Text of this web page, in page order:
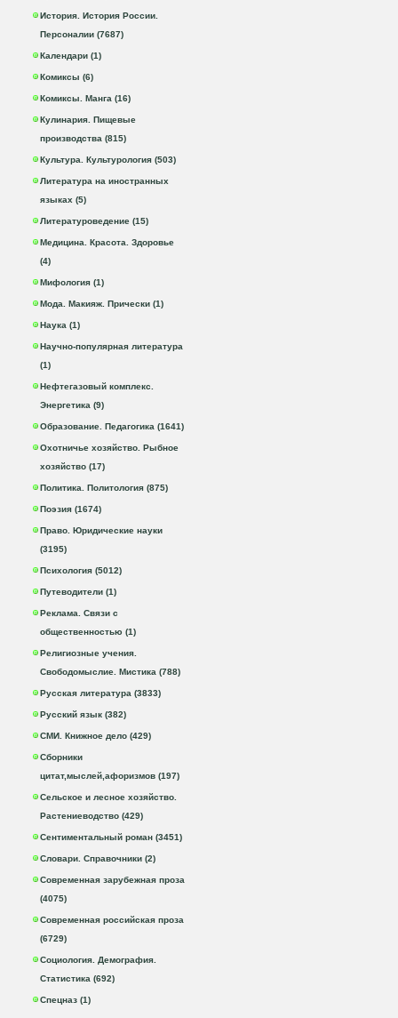
История. История России.
Персоналии (7687)
Календари (1)
Комиксы (6)
Комиксы. Манга (16)
Кулинария. Пищевые
производства (815)
Культура. Культурология (503)
Литература на иностранных
языках (5)
Литературоведение (15)
Медицина. Красота. Здоровье
(4)
Мифология (1)
Мода. Макияж. Прически (1)
Наука (1)
Научно-популярная литература
(1)
Нефтегазовый комплекс.
Энергетика (9)
Образование. Педагогика (1641)
Охотничье хозяйство. Рыбное
хозяйство (17)
Политика. Политология (875)
Поэзия (1674)
Право. Юридические науки
(3195)
Психология (5012)
Путеводители (1)
Реклама. Связи с
общественностью (1)
Религиозные учения.
Свободомыслие. Мистика (788)
Русская литература (3833)
Русский язык (382)
СМИ. Книжное дело (429)
Сборники
цитат,мыслей,афоризмов (197)
Сельское и лесное хозяйство.
Растениеводство (429)
Сентиментальный роман (3451)
Словари. Справочники (2)
Современная зарубежная проза
(4075)
Современная российская проза
(6729)
Социология. Демография.
Статистика (692)
Спецназ (1)